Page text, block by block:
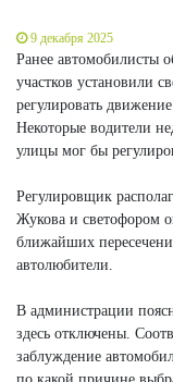
9 декабря 2025
Ранее автомобилисты
участков установили
регулировать
Некоторые водители
улицы мог бы
Регулировщик
Жукова и светофором
ближайших
автолюбители.
В администрации
здесь отключены.
заблуждение